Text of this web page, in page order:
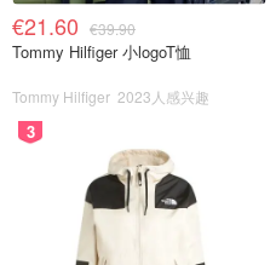
€21.60 €39.90
Tommy Hilfiger 小logoT恤
Tommy Hilfiger 2023人感兴趣
3